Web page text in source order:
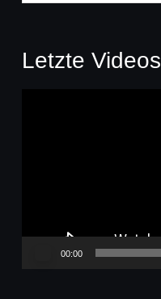
Letzte Videos
00:00